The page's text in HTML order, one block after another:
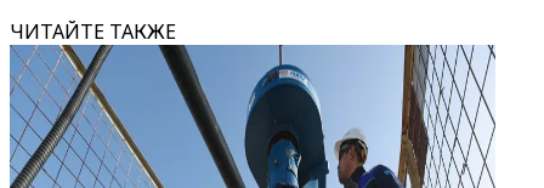
ЧИТАЙТЕ ТАКЖЕ